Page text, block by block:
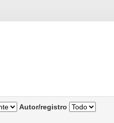
Autor/registro